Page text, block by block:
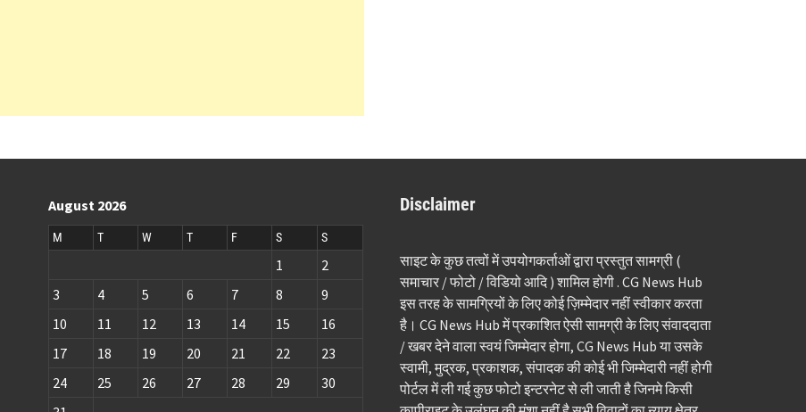
August 2026
M T W T F S S
1
2
3
4 5 6 7 8
9
10
11 12 13 14 15
16
17
18 19 20 21 22
23
24
25 26 27 28 29
30
Disclaimer
साइट के कुछ तत्वों में उपयोगकर्ताओं द्वारा प्रस्तुत सामग्री (
समाचार / फोटो / विडियो आदि ) शामिल होगी . CG News Hub
इस तरह के सामग्रियों के लिए कोई ज़िम्मेदार नहीं स्वीकार करता
है। CG News Hub में प्रकाशित ऐसी सामग्री के लिए संवाददाता
/ खबर देने वाला स्वयं जिम्मेदार होगा, CG News Hub या उसके
स्वामी, मुद्रक, प्रकाशक, संपादक की कोई भी जिम्मेदारी नहीं होगी
पोर्टल में ली गई कुछ फोटो इन्टरनेट से ली जाती है जिनमे किसी